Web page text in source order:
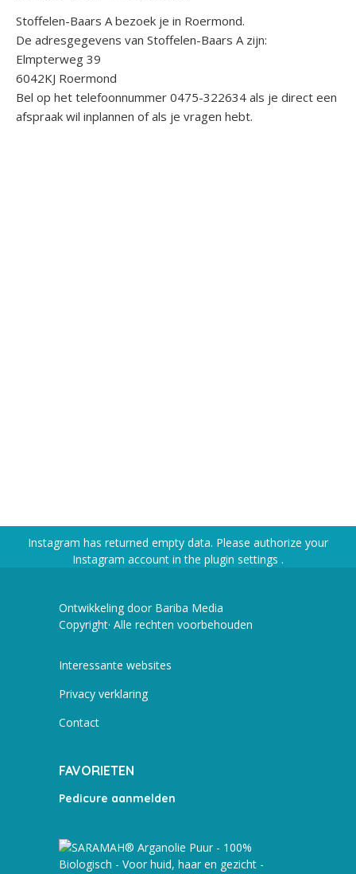
Stoffelen-Baars A bezoek je in Roermond.
De adresgegevens van Stoffelen-Baars A zijn:
Elmpterweg 39
6042KJ Roermond
Bel op het telefoonnummer 0475-322634 als je direct een
afspraak wil inplannen of als je vragen hebt.
Instagram has returned empty data. Please authorize your
Instagram account in the plugin settings .
Ontwikkeling door Bariba Media
Copyright· Alle rechten voorbehouden
Interessante websites
Privacy verklaring
Contact
FAVORIETEN
Pedicure aanmelden